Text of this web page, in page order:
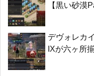
【黒い砂漠
デヴォレカ
IXが六ヶ所